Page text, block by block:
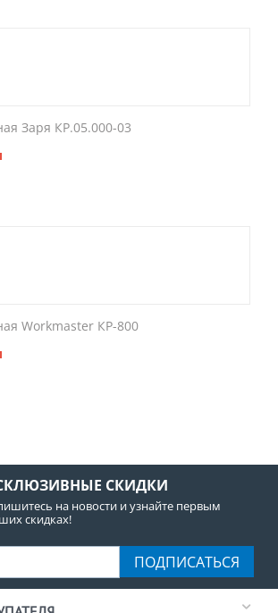
Заря КР.05.000-03
Workmaster КР-800
СКИДКИ
на новости и узнайте первым
скидках!
ПОДПИСАТЬСЯ